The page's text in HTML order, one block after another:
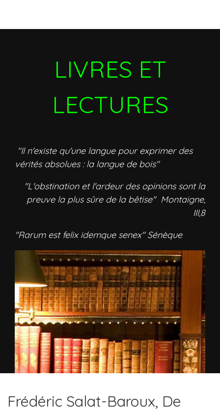
LIVRES ET
LECTURES
"Il n'existe qu'une langue pour exprimer des
vérités absolues : la langue de bois"
"L'obstination et l'ardeur des opinions sont la
preuve la plus sûre de la bêtise" Montaigne,
III,8
"Rarum est felix idemque senex" Sénèque
Frédéric Salat-Baroux, De